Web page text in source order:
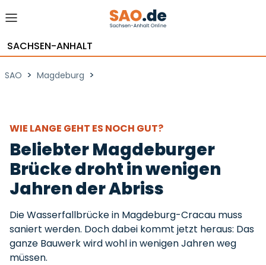
SACHSEN-ANHALT
SAO > Magdeburg >
WIE LANGE GEHT ES NOCH GUT?
Beliebter Magdeburger
Brücke droht in wenigen
Jahren der Abriss
Die Wasserfallbrücke in Magdeburg-Cracau muss
saniert werden. Doch dabei kommt jetzt heraus: Das
ganze Bauwerk wird wohl in wenigen Jahren weg
müssen.